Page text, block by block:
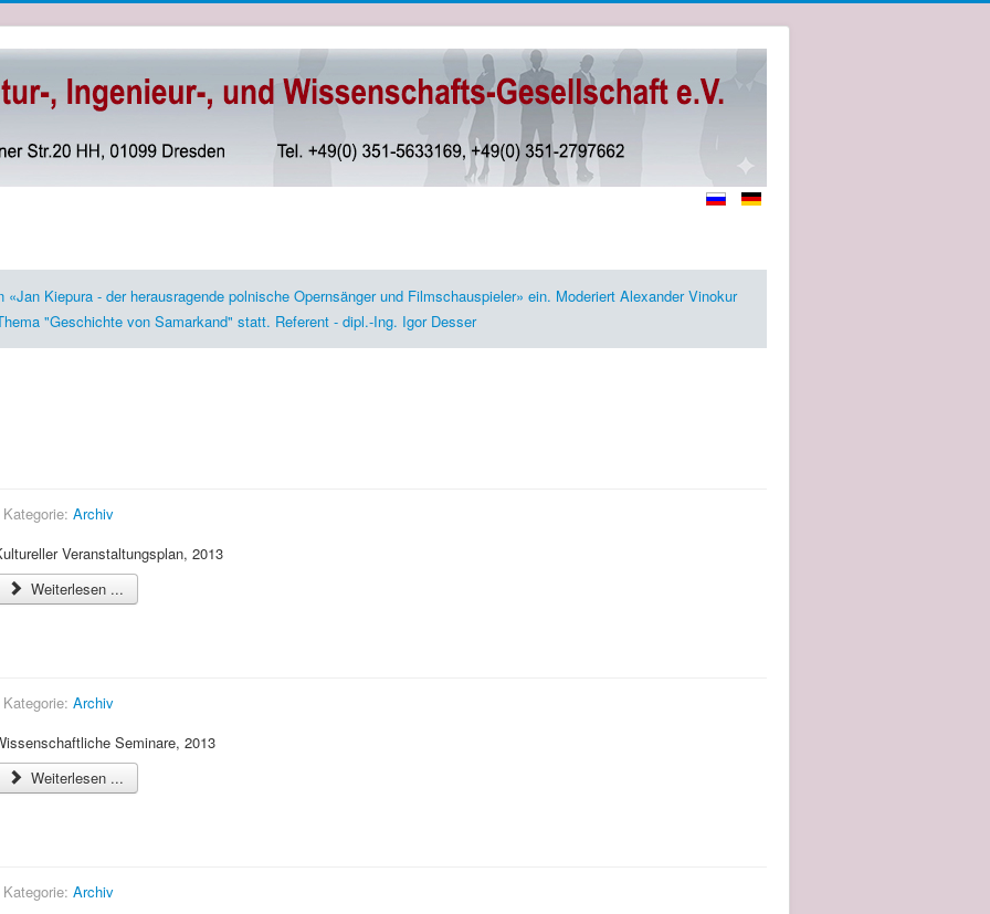
Kiepura - der herausragende polnische Opernsänger und Filmschauspieler» ein. Moderiert Alexander Vinokur
"Geschichte von Samarkand" statt. Referent - dipl.-Ing. Igor Desser
Kategorie: Archiv
Veranstaltungsplan, 2013
Weiterlesen ...
Kategorie: Archiv
Seminare, 2013
Weiterlesen ...
Kategorie: Archiv